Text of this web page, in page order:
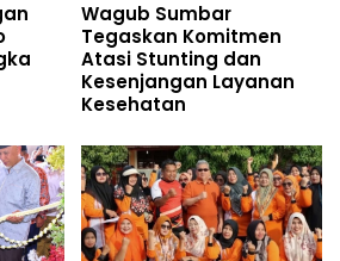
Wagub Sumbar
Tegaskan Komitmen
Atasi Stunting dan
Kesenjangan Layanan
Kesehatan